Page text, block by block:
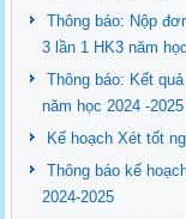
Thông báo: Nộp
3 lần 1 HK3 năm
Thông báo: Kết
năm học 2024 -
Kế hoạch Xét tốt
Thông báo kế
2024-2025